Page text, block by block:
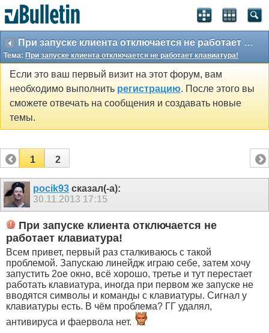
При запуске клиента отключается не работает клавиатура!
Тема: При запуске клиента отключается не работает клавиатура!
Если это ваш первый визит на этот форум, вам
необходимо выполнить регистрацию. После этого вы
сможете отвечать на сообщения и создавать новые
темы.
1 2
pocik93 сказал(-а):
30.11.2013 17:15
При запуске клиента отключается не
работает клавиатура!
Всем привет, первый раз сталкиваюсь с такой
проблемой. Запускаю линейдж играю себе, затем хочу
запустить 2ое окно, всё хорошо, третье и тут перестает
работать клавиатура, иногда при первом же запуске не
вводятся символы и команды с клавиатуры. Сигнал у
клавиатуры есть. В чём проблема? ГГ удалял,
антивируса и фаервола нет.